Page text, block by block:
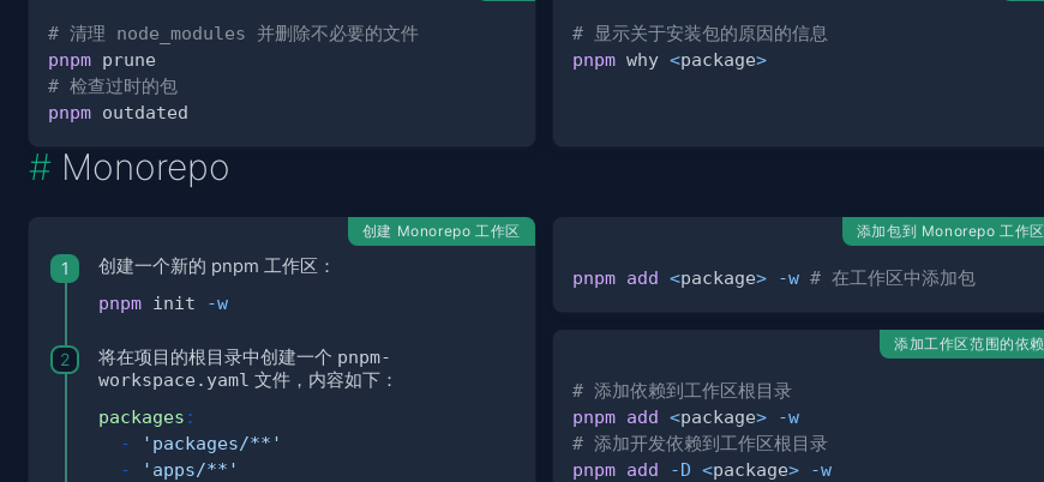
# 清理 node_modules 并删除不必要的文件
pnpm
# 检查过时的包
pnpm
# 显示关于安装包的原因的信息
pnpm why <package>
Monorepo
创建 Monorepo 工作区
创建一个新的 pnpm 工作区：
pnpm init -w
将在项目的根目录中创建一个 pnpm-
workspace.yaml 文件，内容如下：
packages :
-
'packages/**'
-
'apps/**'
添加包到 Monorepo 工作区
pnpm add <package> -w # 在工作区中添加包
添加工作区范围的依赖
# 添加依赖到工作区根目录
pnpm add <package>
-w
# 添加开发依赖到工作区根目录
pnpm add -D <package> -w